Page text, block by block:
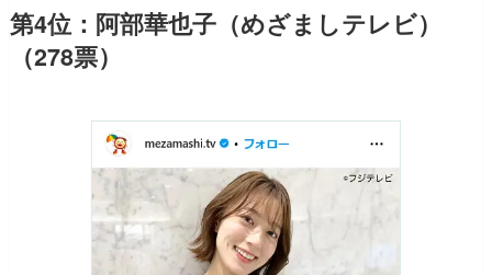
第4位：阿部華也子（めざましテレビ）
（278票）